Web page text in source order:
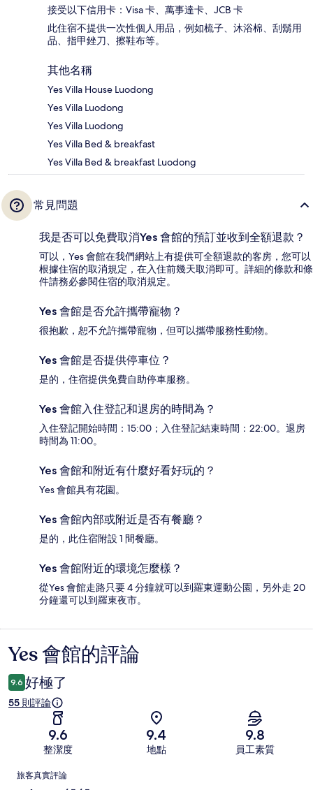
接受以下信用卡：Visa 卡、萬事達卡、JCB 卡
此住宿不提供一次性個人用品，例如梳子、沐浴棉、刮鬍用
品、指甲銼刀、擦鞋布等。
其他名稱
Yes Villa House Luodong
Yes Villa Luodong
Yes Villa Luodong
Yes Villa Bed & breakfast
Yes Villa Bed & breakfast Luodong
常見問題
我是否可以免費取消Yes 會館的預訂並收到全額退款？
可以，Yes 會館在我們網站上有提供可全額退款的客房，您可以
根據住宿的取消規定，在入住前幾天取消即可。詳細的條款和條
件請務必參閱住宿的取消規定。
Yes 會館是否允許攜帶寵物？
很抱歉，恕不允許攜帶寵物，但可以攜帶服務性動物。
Yes 會館是否提供停車位？
是的，住宿提供免費自助停車服務。
Yes 會館入住登記和退房的時間為？
入住登記開始時間：15:00；入住登記結束時間：22:00。退房
時間為 11:00。
Yes 會館和附近有什麼好看好玩的？
Yes 會館具有花園。
Yes 會館內部或附近是否有餐廳？
是的，此住宿附設 1 間餐廳。
Yes 會館附近的環境怎麼樣？
從Yes 會館走路只要 4 分鐘就可以到羅東運動公園，另外走 20
分鐘還可以到羅東夜市。
評
論
Yes 會館的評論
9.6 好極了
55 則評論
9.6
整潔度
9.4
地點
9.8
員工素質
評
旅客真實評論